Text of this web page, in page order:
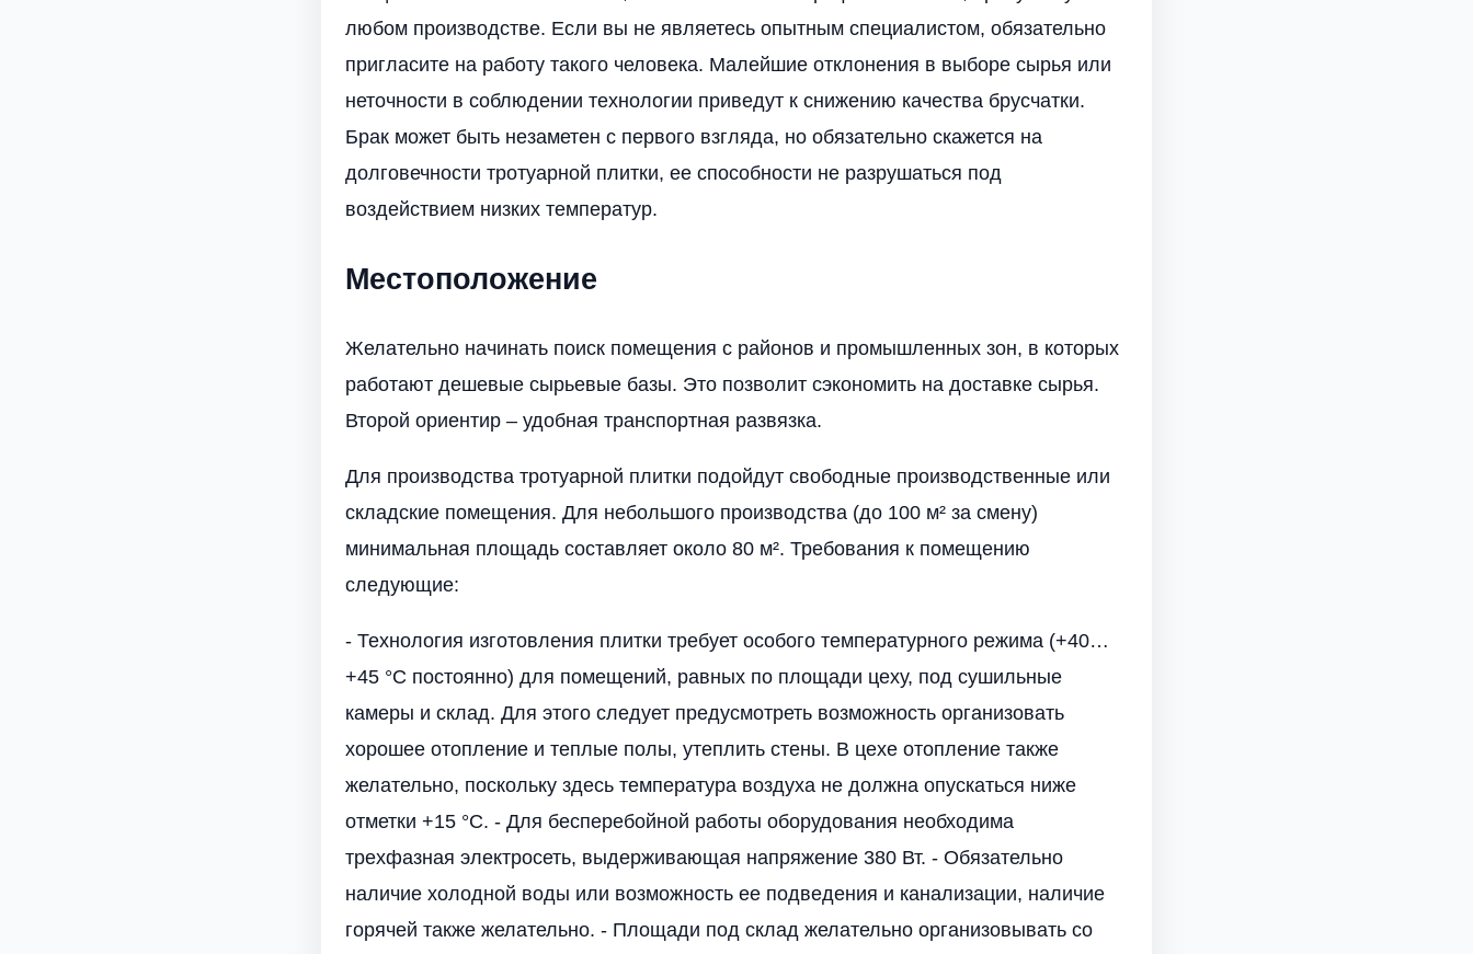
любом производстве. Если вы не являетесь опытным специалистом, обязательно
пригласите на работу такого человека. Малейшие отклонения в выборе сырья или
неточности в соблюдении технологии приведут к снижению качества брусчатки.
Брак может быть незаметен с первого взгляда, но обязательно скажется на
долговечности тротуарной плитки, ее способности не разрушаться под
воздействием низких температур.
Местоположение
Желательно начинать поиск помещения с районов и промышленных зон, в которых
работают дешевые сырьевые базы. Это позволит сэкономить на доставке сырья.
Второй ориентир – удобная транспортная развязка.
Для производства тротуарной плитки подойдут свободные производственные или
складские помещения. Для небольшого производства (до 100 м² за смену)
минимальная площадь составляет около 80 м². Требования к помещению
следующие:
- Технология изготовления плитки требует особого температурного режима (+40…
+45 °С постоянно) для помещений, равных по площади цеху, под сушильные
камеры и склад. Для этого следует предусмотреть возможность организовать
хорошее отопление и теплые полы, утеплить стены. В цехе отопление также
желательно, поскольку здесь температура воздуха не должна опускаться ниже
отметки +15 °C. - Для бесперебойной работы оборудования необходима
трехфазная электросеть, выдерживающая напряжение 380 Вт. - Обязательно
наличие холодной воды или возможность ее подведения и канализации, наличие
горячей также желательно. - Площади под склад желательно организовывать со